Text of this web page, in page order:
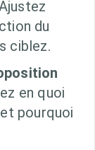
du
ciblez.
en quoi
pourquoi